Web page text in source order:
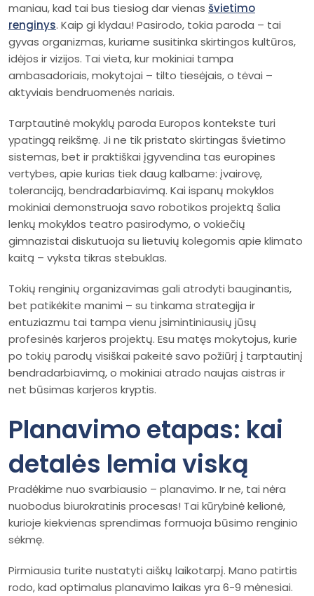
maniau, kad tai bus tiesiog dar vienas švietimo
renginys. Kaip gi klydau! Pasirodo, tokia paroda – tai
gyvas organizmas, kuriame susitinka skirtingos kultūros,
idėjos ir vizijos. Tai vieta, kur mokiniai tampa
ambasadoriais, mokytojai – tilto tiesėjais, o tėvai –
aktyviais bendruomenės nariais.
Tarptautinė mokyklų paroda Europos kontekste turi
ypatingą reikšmę. Ji ne tik pristato skirtingas švietimo
sistemas, bet ir praktiškai įgyvendina tas europines
vertybes, apie kurias tiek daug kalbame: įvairovę,
toleranciją, bendradarbiavimą. Kai ispanų mokyklos
mokiniai demonstruoja savo robotikos projektą šalia
lenkų mokyklos teatro pasirodymo, o vokiečių
gimnazistai diskutuoja su lietuvių kolegomis apie klimato
kaitą – vyksta tikras stebuklas.
Tokių renginių organizavimas gali atrodyti bauginantis,
bet patikėkite manimi – su tinkama strategija ir
entuziazmu tai tampa vienu įsimintiniausių jūsų
profesinės karjeros projektų. Esu matęs mokytojus, kurie
po tokių parodų visiškai pakeitė savo požiūrį į tarptautinį
bendradarbiavimą, o mokiniai atrado naujas aistras ir
net būsimas karjeros kryptis.
Planavimo etapas: kai
detalės lemia viską
Pradėkime nuo svarbiausio – planavimo. Ir ne, tai nėra
nuobodus biurokratinis procesas! Tai kūrybinė kelionė,
kurioje kiekvienas sprendimas formuoja būsimo renginio
sėkmę.
Pirmiausia turite nustatyti aiškų laikotarpį. Mano patirtis
rodo, kad optimalus planavimo laikas yra 6-9 mėnesiai.